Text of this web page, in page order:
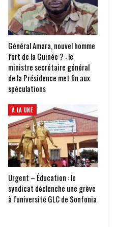
Général Amara, nouvel homme
fort de la Guinée ? : le
ministre secrétaire général
de la Présidence met fin aux
spéculations
À LA UNE
Urgent – Éducation : le
syndicat déclenche une grève
à l’université GLC de Sonfonia